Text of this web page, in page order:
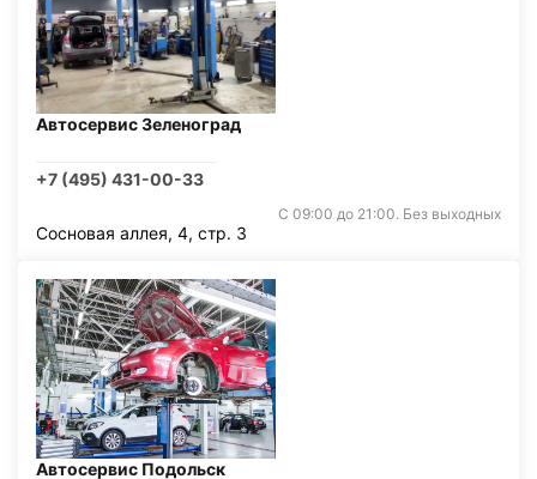
Автосервис Зеленоград
+7 (495) 431-00-33
С 09:00 до 21:00. Без выходных
Сосновая аллея, 4, стр. 3
Автосервис Подольск